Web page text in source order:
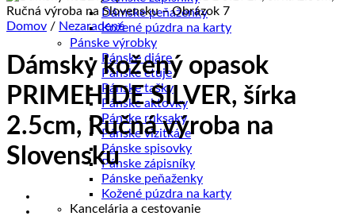
Dámske peňaženky
Kožené púzdra na karty
Pánske výrobky
Pánske diáre
Pánske etuje
Pánske tašky
Pánske aktovky
Pánske ruksaky
Pánske vizitkáre
Pánske spisovky
Pánske zápisníky
Pánske peňaženky
Kožené púzdra na karty
Kancelária a cestovanie
Domov / Nezaradené
Dámsky kožený opasok
PRIMEHIDE SILVER, šírka
2.5cm, Ručná výroba na
Slovensku